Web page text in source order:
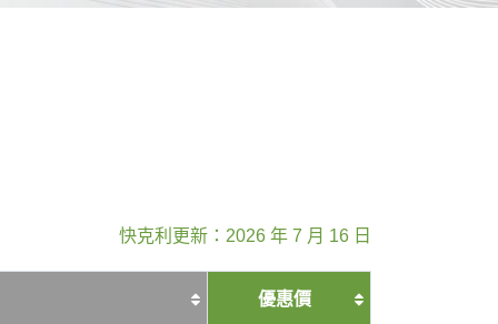
快克利更新：2026 年 7 月 16 日
優惠價